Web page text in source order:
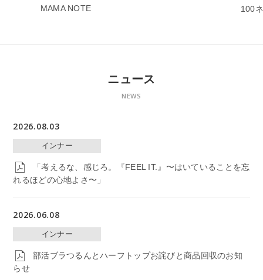
MAMA NOTE 100
ニュース
NEWS
2026.08.03
インナー
「考えるな、感じろ。『FEEL IT.』〜はいていることを忘
れるほどの心地よさ〜」
2026.06.08
インナー
部活ブラつるんとハーフトップお詫びと商品回収のお知
らせ